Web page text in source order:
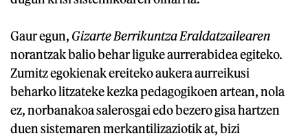
Gaur egun, Gizarte Berrikuntza Eraldatzailearen
norantzak balio behar liguke aurrerabidea egiteko.
Zumitz egokienak ereiteko aukera aurreikusi
beharko litzateke kezka pedagogikoen artean, nola
ez, norbanakoa salerosgai edo bezero gisa hartzen
duen sistemaren merkantilizaziotik at, bizi